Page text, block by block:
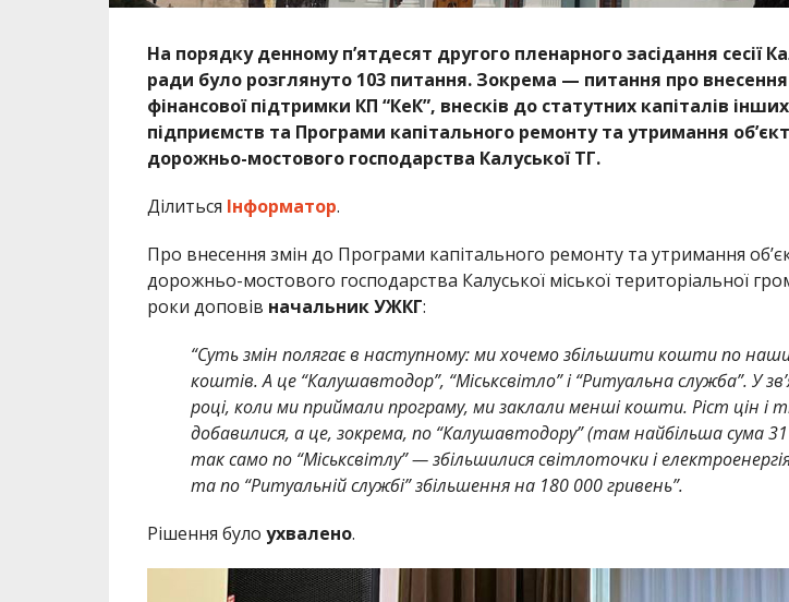
На порядку денному п’ятдесят другого пленарного засідання сесії
ради було розглянуто 103 питання. Зокрема — питання про
фінансової підтримки КП “КеК”, внесків до статутних капіталів
підприємств та Програми капітального ремонту та утримання
дорожньо-мостового господарства Калуської ТГ.
Ділиться Інформатор.
Про внесення змін до Програми капітального ремонту та утримання
дорожньо-мостового господарства Калуської міської територіальної
роки доповів начальник УЖКГ:
“Суть змін полягає в наступному: ми хочемо збільшити кошти по
коштів. А це “Калушавтодор”, “Міськсвітло” і “Ритуальна служба”. У
році, коли ми приймали програму, ми заклали менші кошти. Ріст цін і
добавилися, а це, зокрема, по “Калушавтодору” (там найбільша сума 31
так само по “Міськсвітлу” — збільшилися світлоточки і
та по “Ритуальній службі” збільшення на 180 000 гривень”.
Рішення було ухвалено.